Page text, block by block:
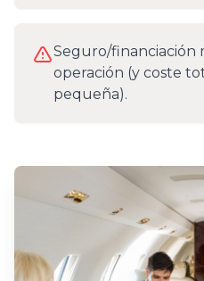
Seguro/financiación
operación (y coste
pequeña).